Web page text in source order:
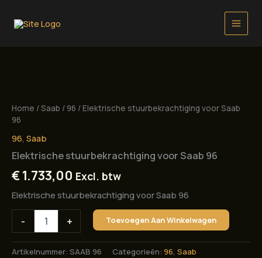
naar
Home /Saab / 96 / Elektrische stuurbekrachtiging voor Saab
96
96, Saab
Elektrische stuurbekrachtiging voor Saab 96
€1.733,00 Excl. btw
Elektrische stuurbekrachtiging voor Saab 96
-
stuurbekrachtiging
Saab
+ Toevoegen Aan Winkelwagen
Artikelnummer: SAAB 96 Categorieën: 96, Saab